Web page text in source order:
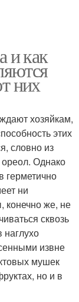
и как
них
хозяйкам,
этих
словно из
ореол. Однако
герметично
ни
же, не
сквозь
извне
мушек
но и в